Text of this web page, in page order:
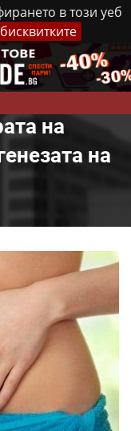
в този уеб
Контакти
на
на